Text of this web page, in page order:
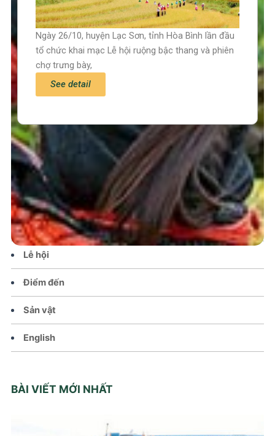
Trang chủ
Tin tức – Sự kiện
Chính sách
Văn hoá – Đời sống
Lễ hội
Điểm đến
Sản vật
English
BÀI VIẾT MỚI NHẤT
Ngày 26/10, huyện Lạc Sơn, tỉnh Hòa Bình lần đầu
tổ chức khai mạc Lễ hội ruộng bậc thang và phiên
chợ trưng bày,
See detail